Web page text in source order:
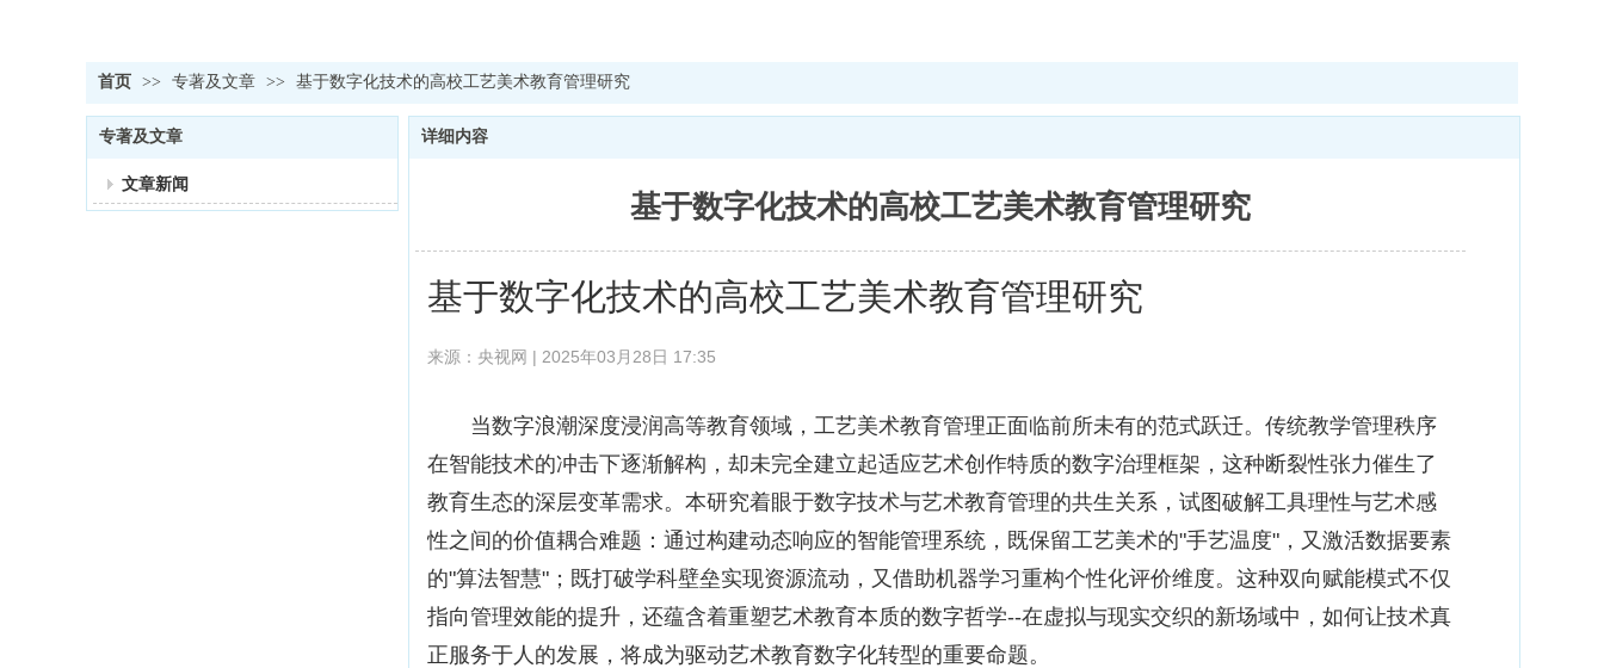
首页 >> 专著及文章 >> 基于数字化技术的高校工艺美术教育管理研究
专著及文章
文章新闻
详细内容
基于数字化技术的高校工艺美术教育管理研究
基于数字化技术的高校工艺美术教育管理研究
来源：央视网 | 2025年03月28日 17:35
当数字浪潮深度浸润高等教育领域，工艺美术教育管理正面临前所未有的范式跃迁。传统教学管理秩序
在智能技术的冲击下逐渐解构，却未完全建立起适应艺术创作特质的数字治理框架，这种断裂性张力催生了
教育生态的深层变革需求。本研究着眼于数字技术与艺术教育管理的共生关系，试图破解工具理性与艺术感
性之间的价值耦合难题：通过构建动态响应的智能管理系统，既保留工艺美术的"手艺温度"，又激活数据要素
的"算法智慧"；既打破学科壁垒实现资源流动，又借助机器学习重构个性化评价维度。这种双向赋能模式不仅
指向管理效能的提升，还蕴含着重塑艺术教育本质的数字哲学--在虚拟与现实交织的新场域中，如何让技术真
正服务于人的发展，将成为驱动艺术教育数字化转型的重要命题。